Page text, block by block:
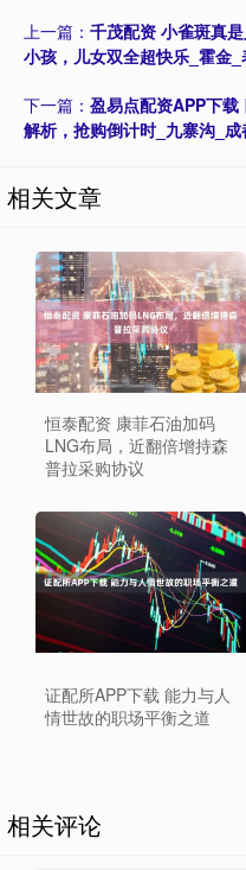
上一篇： 千茂配资 小雀斑真
小孩，儿女双全超快乐_霍金
下一篇： 盈易点配资APP下
解析，抢购倒计时_九寨沟_
相关文章
恒泰配资 康菲石油加码
LNG布局，近翻倍增持森
普拉采购协议
证配所APP下载 能力与人
情世故的职场平衡之道
相关评论